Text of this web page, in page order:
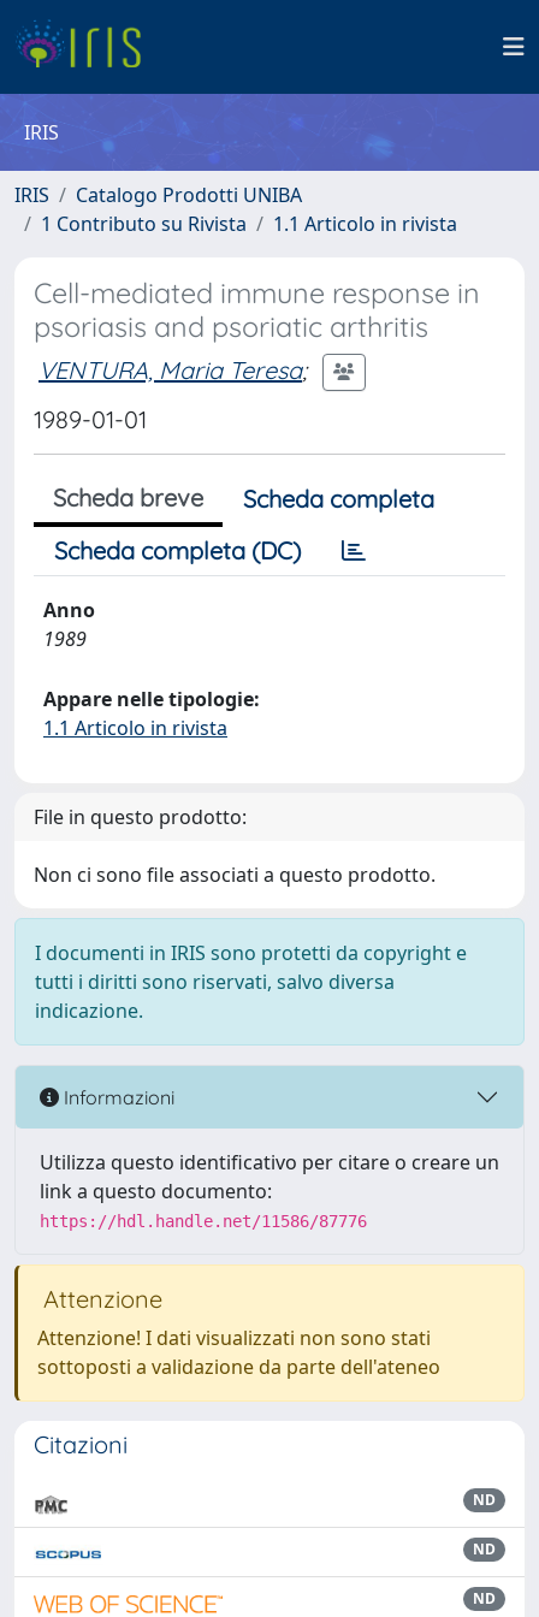
IRIS
IRIS
Catalogo Prodotti UNIBA
1 Contributo su Rivista
1.1 Articolo in rivista
Cell-mediated immune response in
psoriasis and psoriatic arthritis
VENTURA, Maria Teresa;
1989-01-01
Scheda breve
Scheda completa
Scheda completa (DC)
Anno
1989
Appare nelle tipologie:
1.1 Articolo in rivista
File in questo prodotto:
Non ci sono file associati a questo prodotto.
I documenti in IRIS sono protetti da copyright e
tutti i diritti sono riservati, salvo diversa
indicazione.
Informazioni
Utilizza questo identificativo per citare o creare un
link a questo documento:
https://hdl.handle.net/11586/87776
Attenzione
Attenzione! I dati visualizzati non sono stati
sottoposti a validazione da parte dell'ateneo
Citazioni
ND
ND
ND